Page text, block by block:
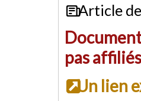
Article
pas
Un lien